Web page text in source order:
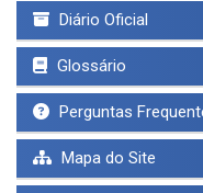
Diário Oficial
Glossário
Perguntas
Mapa do Site